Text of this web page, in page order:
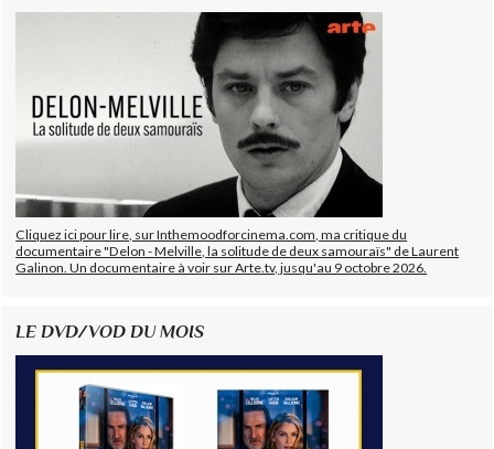
Cliquez ici pour lire, sur Inthemoodforcinema.com, ma critique du
documentaire "Delon - Melville, la solitude de deux samouraïs" de Laurent
Galinon. Un documentaire à voir sur Arte.tv, jusqu'au 9 octobre 2026.
LE DVD/VOD DU MOIS